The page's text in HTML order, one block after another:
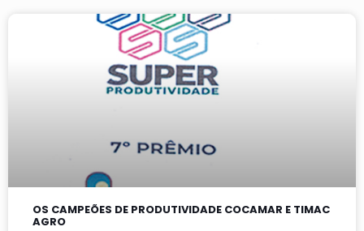
OS CAMPEÕES DE PRODUTIVIDADE COCAMAR E TIMAC
AGRO